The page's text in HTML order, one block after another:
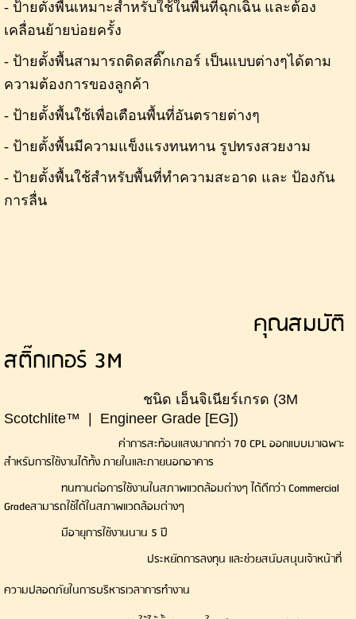
- ป้ายตั้งพื้นเหมาะสำหรับใช้ในพื้นที่ฉุกเฉิน และต้อง
เคลื่อนย้ายบ่อยครั้ง
- ป้ายตั้งพื้นสามารถติดสติ๊กเกอร์ เป็นแบบต่างๆได้ตาม
ความต้องการของลูกค้า
- ป้ายตั้งพื้นใช้เพื่อเตือนพื้นที่อันตรายต่างๆ
- ป้ายตั้งพื้นมีความแข็งแรงทนทาน รูปทรงสวยงาม
- ป้ายตั้งพื้นใช้สำหรับพื้นที่ทำความสะอาด และ ป้องกัน
การลื่น
คุณสมบัติ
สติ๊กเกอร์ 3M
ชนิด เอ็นจิเนียร์เกรด (3M
Scotchlite™ | Engineer Grade [EG])
ค่าการสะท้อนแสงมากกว่า 70 CPL ออกแบบมาเฉพาะ
สำหรับการใช้งานได้ทั้ง ภายในและภายนอกอาคาร
ทนทานต่อการใช้งานในสภาพแวดล้อมต่างๆ ได้ดีกว่า Commercial
Gradeสามารถใช้ได้ในสภาพแวดล้อมต่างๆ
มีอายุการใช้งานนาน 5 ปี
ประหยัดการลงทุน และช่วยสนับสนุนเจ้าหน้าที่
ความปลอดภัยในการบริหารเวลาการทำงาน